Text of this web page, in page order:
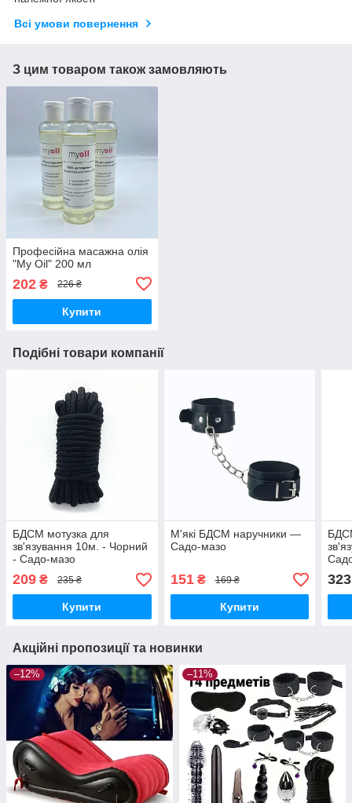
Всі умови повернення
З цим товаром також замовляють
Професійна масажна олія
"My Oil" 200 мл
202 ₴ 226 ₴
Купити
Подібні товари компанії
БДСМ мотузка для
зв'язування 10м. - Чорний
- Садо-мазо
209 ₴ 235 ₴
Купити
М'які БДСМ наручники —
Садо-мазо
151₴ 169 ₴
Купити
323
Акційні пропозиції та новинки
–12% –11%